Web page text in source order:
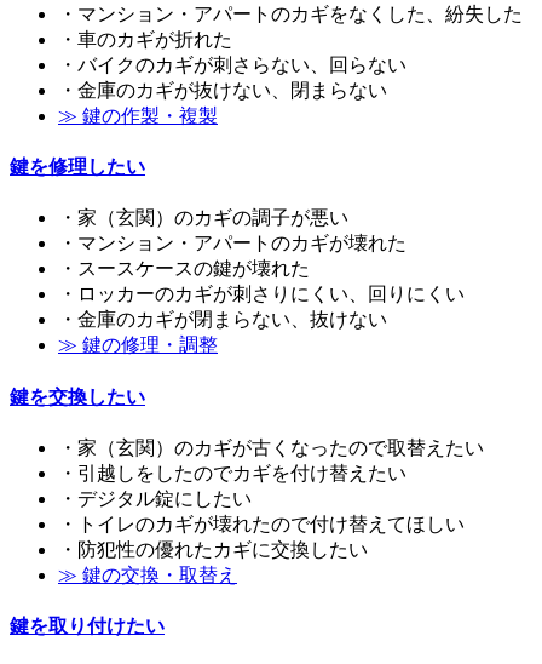
・マンション・アパートのカギをなくした、紛失した
・車のカギが折れた
・バイクのカギが刺さらない、回らない
・金庫のカギが抜けない、閉まらない
≫ 鍵の作製・複製
鍵を修理したい
・家（玄関）のカギの調子が悪い
・マンション・アパートのカギが壊れた
・スースケースの鍵が壊れた
・ロッカーのカギが刺さりにくい、回りにくい
・金庫のカギが閉まらない、抜けない
≫ 鍵の修理・調整
鍵を交換したい
・家（玄関）のカギが古くなったので取替えたい
・引越しをしたのでカギを付け替えたい
・デジタル錠にしたい
・トイレのカギが壊れたので付け替えてほしい
・防犯性の優れたカギに交換したい
≫ 鍵の交換・取替え
鍵を取り付けたい